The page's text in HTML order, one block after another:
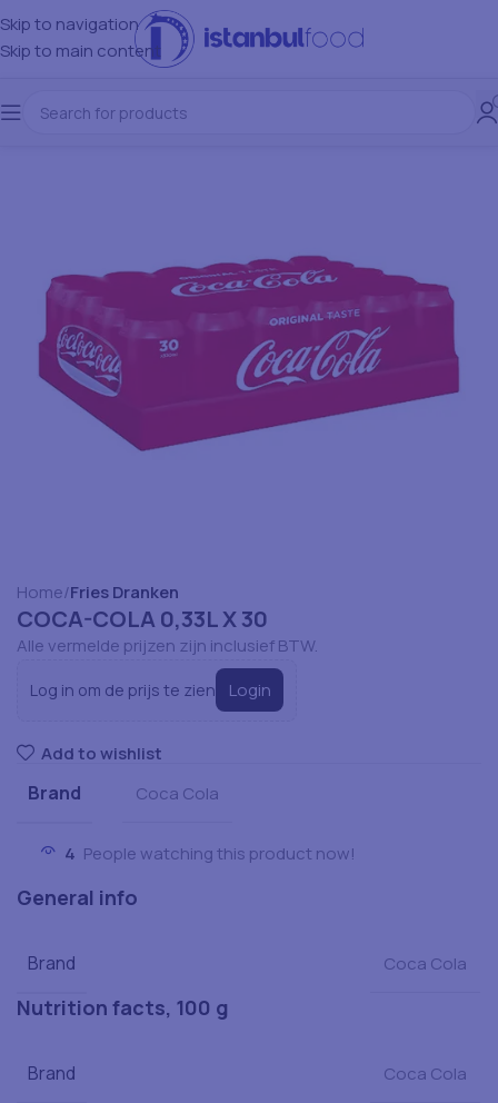
Skip to navigation
Skip to main content
Home Fries Dranken
COCA-COLA 0,33L X 30
Alle vermelde prijzen zijn inclusief BTW.
Log in om de prijs te zien Login
Add to wishlist
Brand Coca Cola
4 People watching this product now!
General info
Brand Coca Cola
Nutrition facts, 100 g
Brand Coca Cola